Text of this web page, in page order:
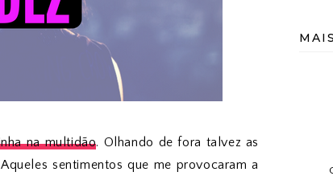
na multidão. Olhando de fora talvez as
sentimentos que me provocaram a